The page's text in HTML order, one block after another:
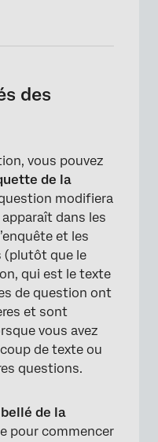
des
vous pouvez
de la
modifiera
dans les
et les
(plutôt que le
qui est le texte
de question ont
et sont
vous avez
de texte ou
questions.
de la
pour commencer